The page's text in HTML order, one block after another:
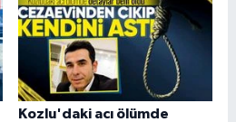
Kozlu'daki acı ölümde